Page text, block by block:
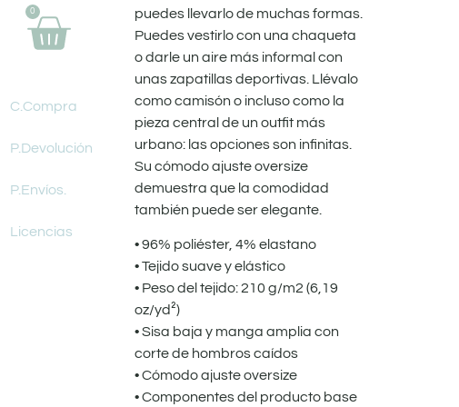
0
C.Compra
P.Devolución
P.Envíos.
Licencias
puedes llevarlo de muchas formas.
Puedes vestirlo con una chaqueta
o darle un aire más informal con
unas zapatillas deportivas. Llévalo
como camisón o incluso como la
pieza central de un outfit más
urbano: las opciones son infinitas.
Su cómodo ajuste oversize
demuestra que la comodidad
también puede ser elegante.
• 96% poliéster, 4% elastano
• Tejido suave y elástico
• Peso del tejido: 210 g/m2 (6,19
oz/yd²)
• Sisa baja y manga amplia con
corte de hombros caídos
• Cómodo ajuste oversize
• Componentes del producto base